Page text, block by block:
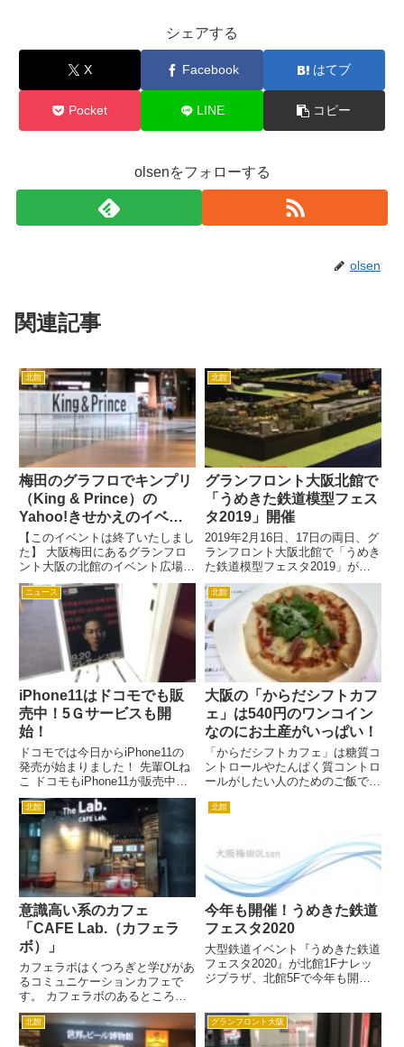
シェアする
X Facebook はてブ
Pocket LINE コピー
olsenをフォローする
olsen
関連記事
北館
梅田のグラフロでキンプリ
（King & Prince）の
Yahoo!きせかえのイベン
ト！
【このイベントは終了いたしまし
た】 大阪梅田にあるグランフロ
ント大阪の北館のイベント広場で
キンプリ（King & Prince）の
Yahoo!きせかえイベントが行わ
れていました！ 広場にはコーナ
ーが設けられていて、「King &
北館
グランフロント大阪北館で
「うめきた鉄道模型フェス
タ2019」開催
2019年2月16日、17日の両日、グ
ランフロント大阪北館で「うめき
た鉄道模型フェスタ2019」が開
催されます。 当日は鉄道体験コ
ーナーもあって、シミュレーター
で運転体験もできるので鉄道好き
はたまりませんね。 鉄道ファン
は一見の価値ありです...
ニュース
iPhone11はドコモでも販
売中！5Ｇサービスも開
始！
ドコモでは今日からiPhone11の
発売が始まりました！ 先輩OLね
こ ドコモもiPhone11が販売中な
のよ。 新人OLねこ 5Gの時代が
やってきたのね。 新人OLねこ ド
コモは家族にスマホを紹介したら
特典があるようよ。でも9月30日
まで...
北館
大阪の「からだシフトカフ
ェ」は540円のワンコイン
なのにお土産がいっぱい！
「からだシフトカフェ」は糖質コ
ントロールやたんぱく質コントロ
ールがしたい人のためのご飯で、
ているんです。 だからこそ、気
すね。 からだシフトカフェで食
べてみた！ 10月29日まで期...
北館
意識高い系のカフェ
「CAFE Lab.（カフェラ
ボ）」
カフェラボはくつろぎと学びがあ
るコミュニケーションカフェで
す。 カフェラボのあるところは
ナレッジキャピタル内で、知的創
造・交流の場としてコミュニケー
ションができるように作られてい
北館
今年も開催！うめきた鉄道
フェスタ2020
大型鉄道イベント『うめきた鉄道
フェスタ2020』が北館1Fナレッ
ジプラザ、北館5Fで今年も開催
ントなのですが、関西の鉄道会社
9社が集結するので、鉄道ファン
北館 グランフロント大阪